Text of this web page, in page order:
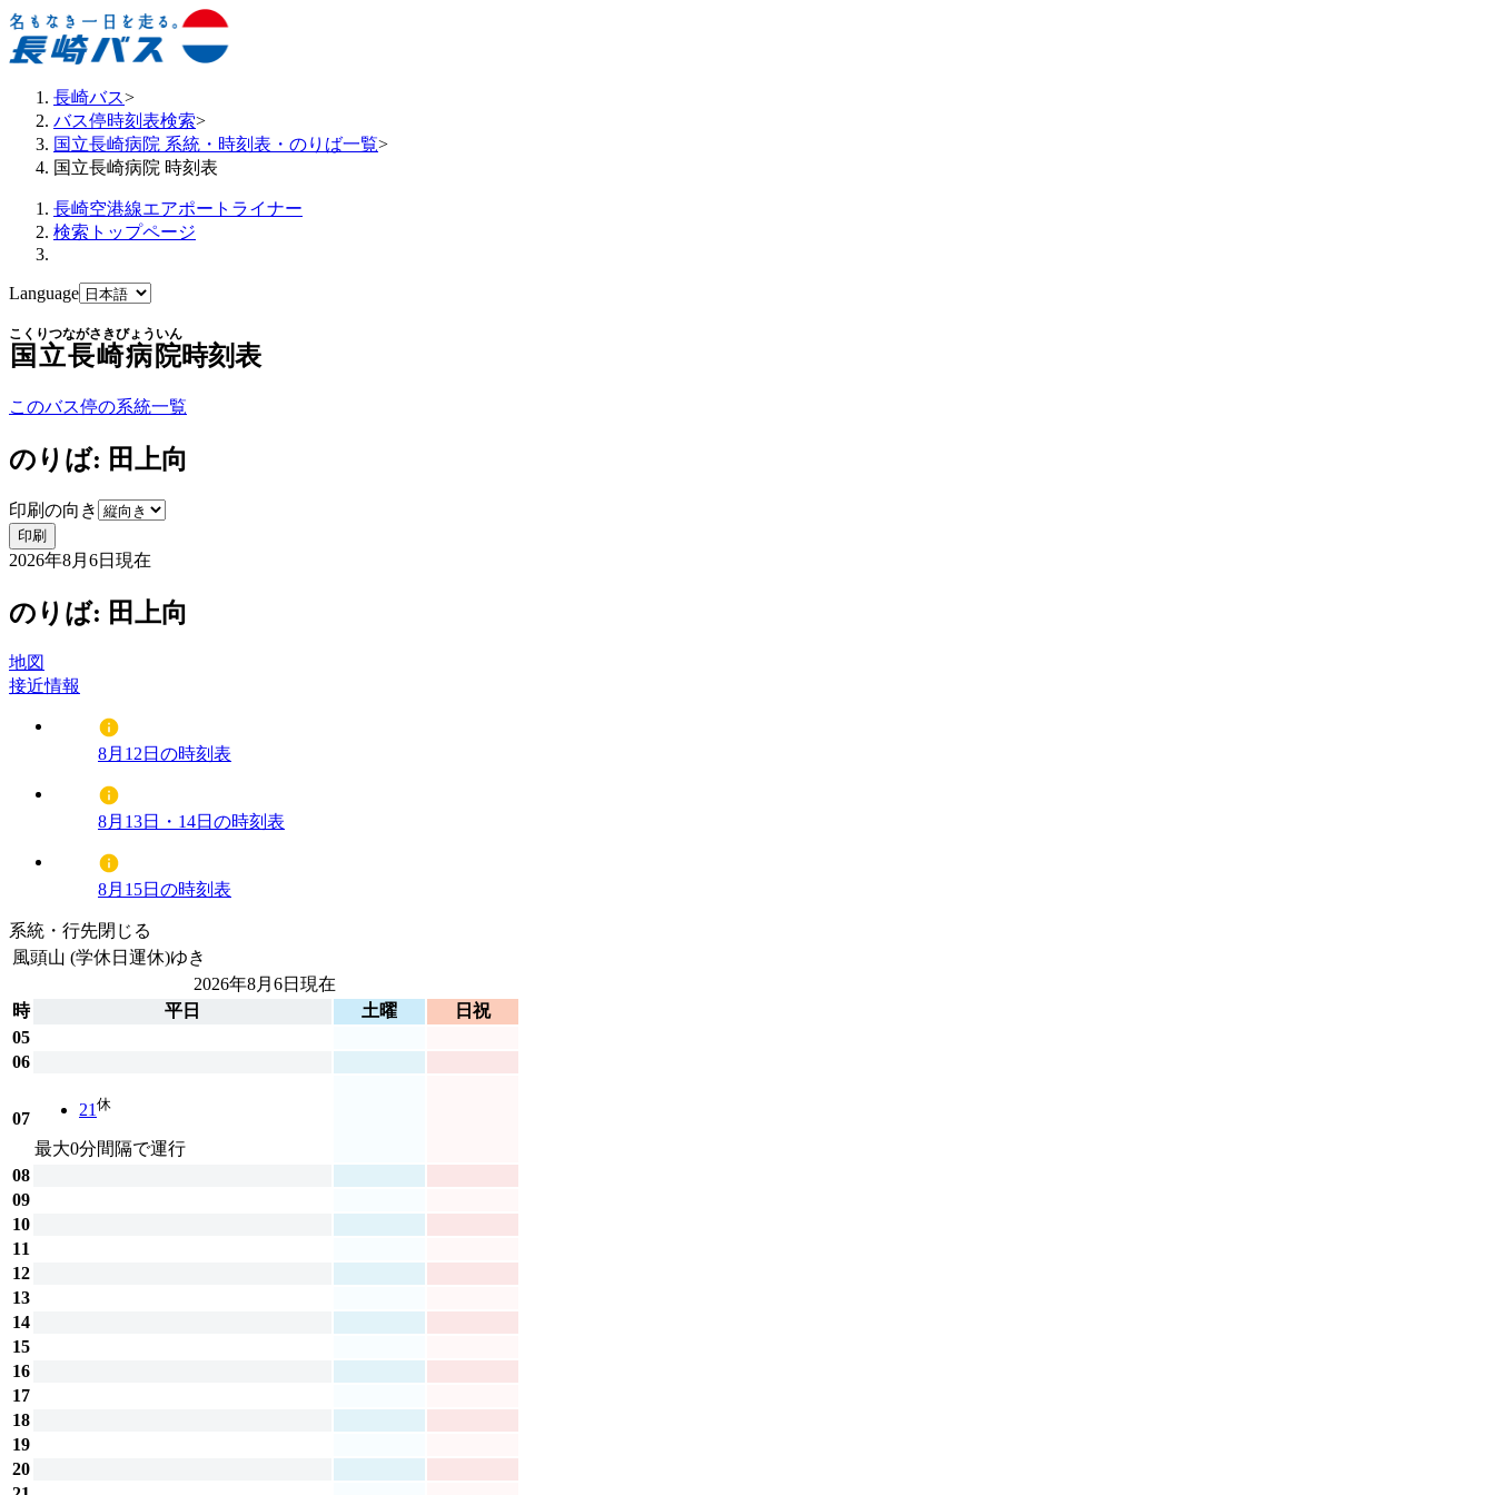
長崎バス>
バス停時刻表検索>
国立長崎病院 系統・時刻表・のりば一覧>
国立長崎病院 時刻表
長崎空港線エアポートライナー
検索トップページ
Language
国立長崎病院
こくりつながさきびょういん
時刻表
このバス停の系統一覧
のりば: 田上向
印刷の向き
印刷
2026年8月6日 現在
のりば: 田上向
地図
接近情報
8月12日の時刻表
8月13日・14日の時刻表
8月15日の時刻表
系統・行先閉じる
風頭山 (学休日運休)ゆき
2026年8月6日 現在
時
平日 土曜
日祝
05
06
07 21休
最大0分間隔で運行
08
09
10
11
12
13
14
15
16
17
18
19
20